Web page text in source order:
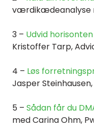
værdikædeanalyse
3 – Udvid
Kristoffer Tarp,
4 – Løs
Jasper
5 – Sådan får du
med Carina Ohm,